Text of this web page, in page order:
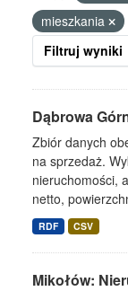
mieszkania
Filtruj wyniki
Dąbrowa
Zbiór danych
na sprzedaż.
nieruchomości,
netto,
RDF CSV
Mikołów: